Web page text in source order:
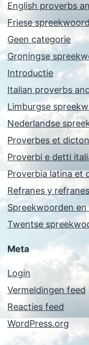
English proverbs
Friese
Geen categorie
Groningse
Introductie
Italian proverbs
Limburgse
Nederlandse
Proverbes et
Proverbi e detti
Proverbia latina et
Refranes y
Spreekwoorden
Twentse
Meta
Login
Vermeldingen feed
Reacties feed
WordPress.org